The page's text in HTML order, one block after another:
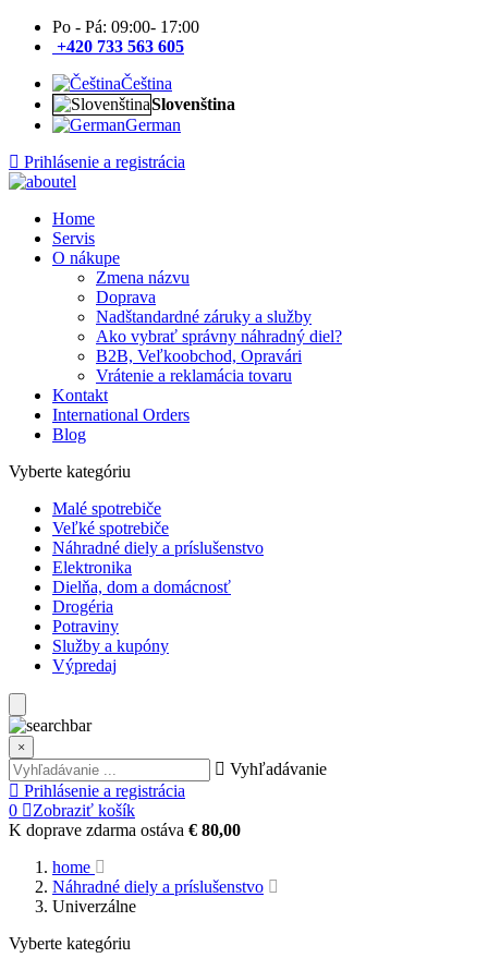
Po - Pá: 09:00- 17:00
+420 733 563 605
Čeština
Slovenština
German
Prihlásenie a registrácia
Home
Servis
O nákupe
Zmena názvu
Doprava
Nadštandardné záruky a služby
Ako vybrať správny náhradný diel?
B2B, Veľkoobchod, Opravári
Vrátenie a reklamácia tovaru
Kontakt
International Orders
Blog
Vyberte kategóriu
Malé spotrebiče
Veľké spotrebiče
Náhradné diely a príslušenstvo
Elektronika
Dielňa, dom a domácnosť
Drogéria
Potraviny
Služby a kupóny
Výpredaj
×
Vyhľadávanie
Prihlásenie a registrácia
0
Zobraziť košík
K doprave zdarma ostáva € 80,00
home
Náhradné diely a príslušenstvo
Univerzálne
Vyberte kategóriu